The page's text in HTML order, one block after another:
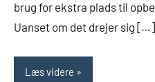
brug for ekstra plads til
Uanset om det drejer sig […]
Læs videre